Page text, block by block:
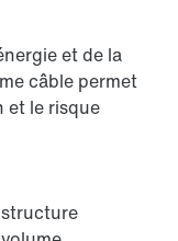
et de la
câble permet
et le risque